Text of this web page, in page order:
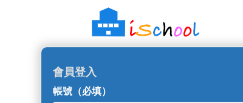
會員登入
帳號 （必填）